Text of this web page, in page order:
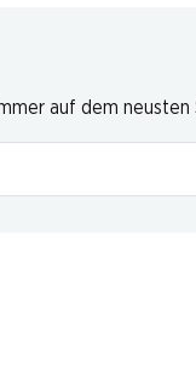
auf dem neusten